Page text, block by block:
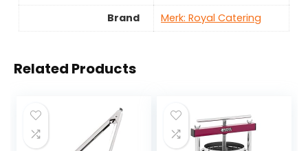
Brand Merk: Royal Catering
Related Products